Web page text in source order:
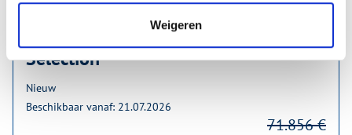
Weigeren
Knaus BoxLife 600 MQ Platinum
Selection
Nieuw
Beschikbaar vanaf: 21.07.2026
71.856 €